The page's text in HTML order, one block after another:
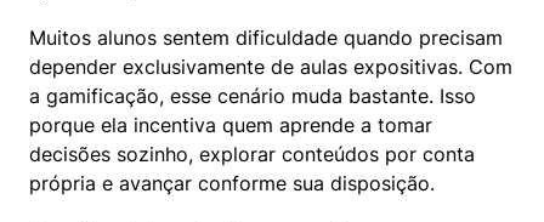
Muitos alunos sentem dificuldade quando precisam
depender exclusivamente de aulas expositivas. Com
a gamificação, esse cenário muda bastante. Isso
porque ela incentiva quem aprende a tomar
decisões sozinho, explorar conteúdos por conta
própria e avançar conforme sua disposição.